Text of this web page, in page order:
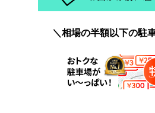
＼相場の半額以下の駐